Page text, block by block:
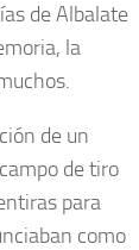
de Albalate
la
de un
de tiro
para
como